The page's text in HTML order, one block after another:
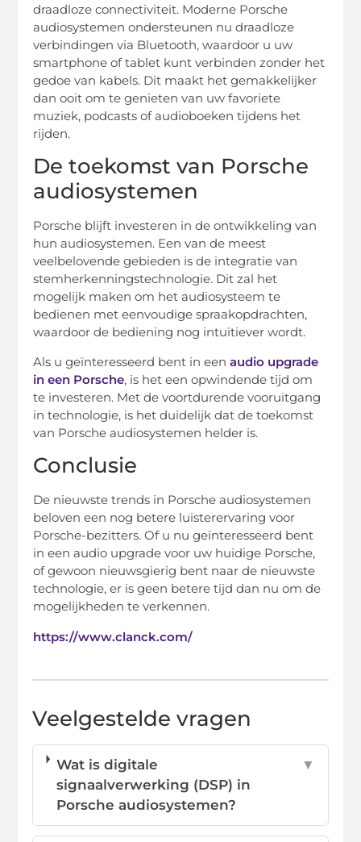
draadloze connectiviteit. Moderne Porsche
audiosystemen ondersteunen nu draadloze
verbindingen via Bluetooth, waardoor u uw
smartphone of tablet kunt verbinden zonder het
gedoe van kabels. Dit maakt het gemakkelijker
dan ooit om te genieten van uw favoriete
muziek, podcasts of audioboeken tijdens het
rijden.
De toekomst van Porsche
audiosystemen
Porsche blijft investeren in de ontwikkeling van
hun audiosystemen. Een van de meest
veelbelovende gebieden is de integratie van
stemherkenningstechnologie. Dit zal het
mogelijk maken om het audiosysteem te
bedienen met eenvoudige spraakopdrachten,
waardoor de bediening nog intuïtiever wordt.
Als u geïnteresseerd bent in eenaudio upgrade
in een Porsche, is het een opwindende tijd om
te investeren. Met de voortdurende vooruitgang
in technologie, is het duidelijk dat de toekomst
van Porsche audiosystemen helder is.
Conclusie
De nieuwste trends in Porsche audiosystemen
beloven een nog betere luisterervaring voor
Porsche-bezitters. Of u nu geïnteresseerd bent
in een audio upgrade voor uw huidige Porsche,
of gewoon nieuwsgierig bent naar de nieuwste
technologie, er is geen betere tijd dan nu om de
mogelijkheden te verkennen.
https://www.clanck.com/
Veelgestelde vragen
Wat is digitale
signaalverwerking (DSP) in
Porsche audiosystemen?
▼